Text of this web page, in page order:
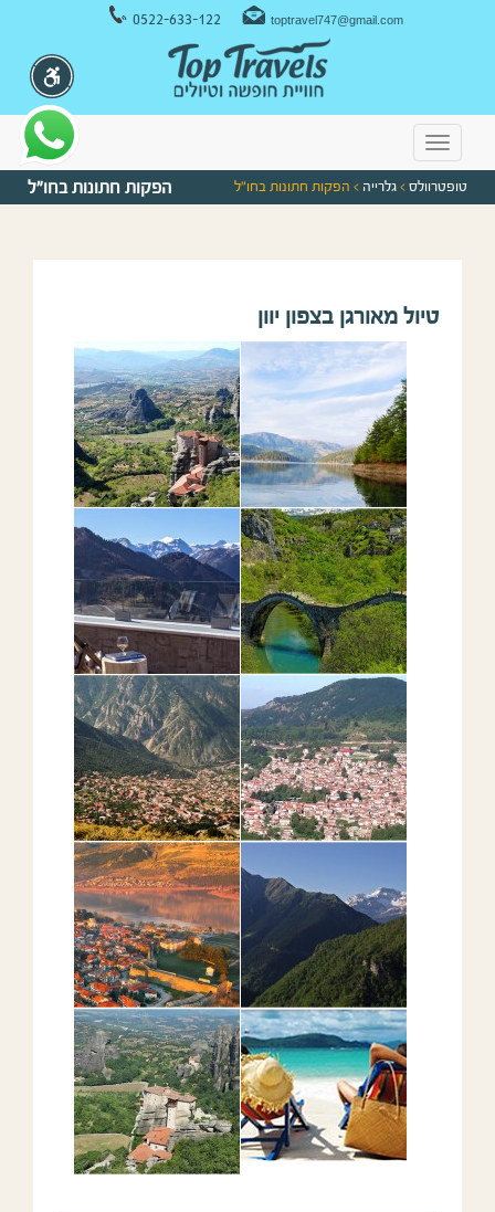
0522-633-122 toptravel747@gmail.com
Toggle
navigation
טופטרוולס > גלרייה > הפקות חתונות בחו”ל הפקות חתונות בחו”ל
טיול מאורגן בצפון יוון
ניווט במקלדת